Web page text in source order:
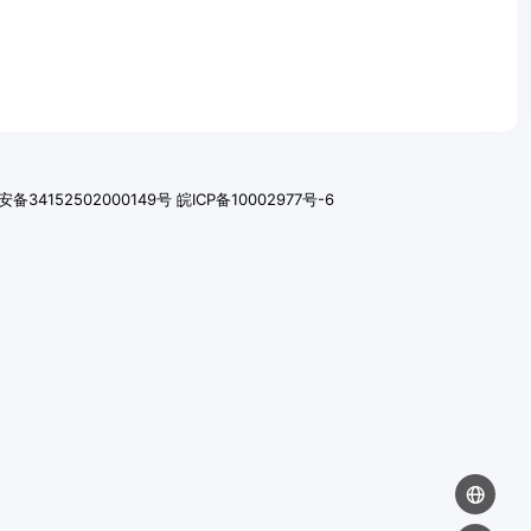
备34152502000149号 皖ICP备10002977号-6